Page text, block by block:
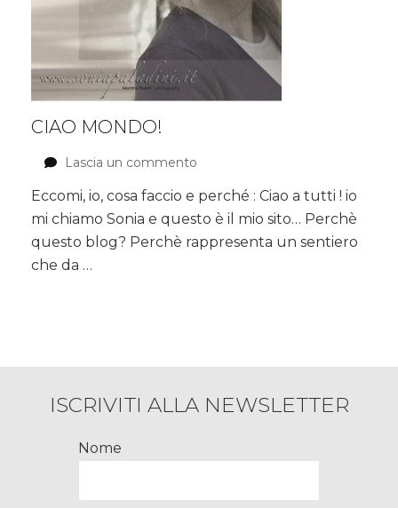
CIAO MONDO!
Lascia un commento
MONDO!
Eccomi, io, cosa faccio e perché : Ciao a tutti ! io
mi chiamo Sonia e questo è il mio sito… Perchè
questo blog? Perchè rappresenta un sentiero
che da …
ISCRIVITI ALLA NEWSLETTER
Nome